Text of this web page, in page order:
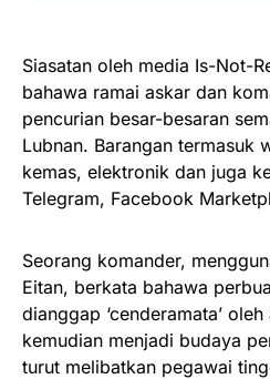
Siasatan oleh media Is-Not-
bahawa ramai askar dan
pencurian besar-besaran
Lubnan. Barangan termasuk
kemas, elektronik dan juga
Telegram, Facebook
Seorang komander,
Eitan, berkata bahawa
dianggap ‘cenderamata’
kemudian menjadi budaya
turut melibatkan pegawai